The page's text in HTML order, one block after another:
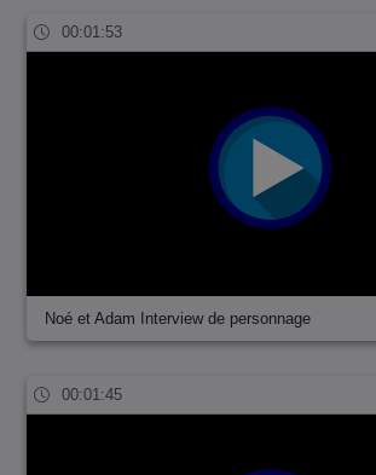
00:01:53
Noé et Adam Interview de personnage
00:01:45